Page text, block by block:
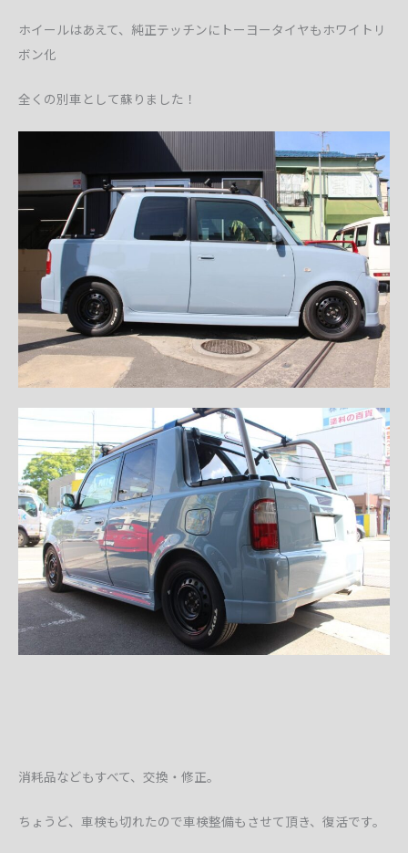
ホイールはあえて、純正テッチンにトーヨータイヤもホワイトリ
ボン化
全くの別車として蘇りました！
消耗品などもすべて、交換・修正。
ちょうど、車検も切れたので車検整備もさせて頂き、復活です。